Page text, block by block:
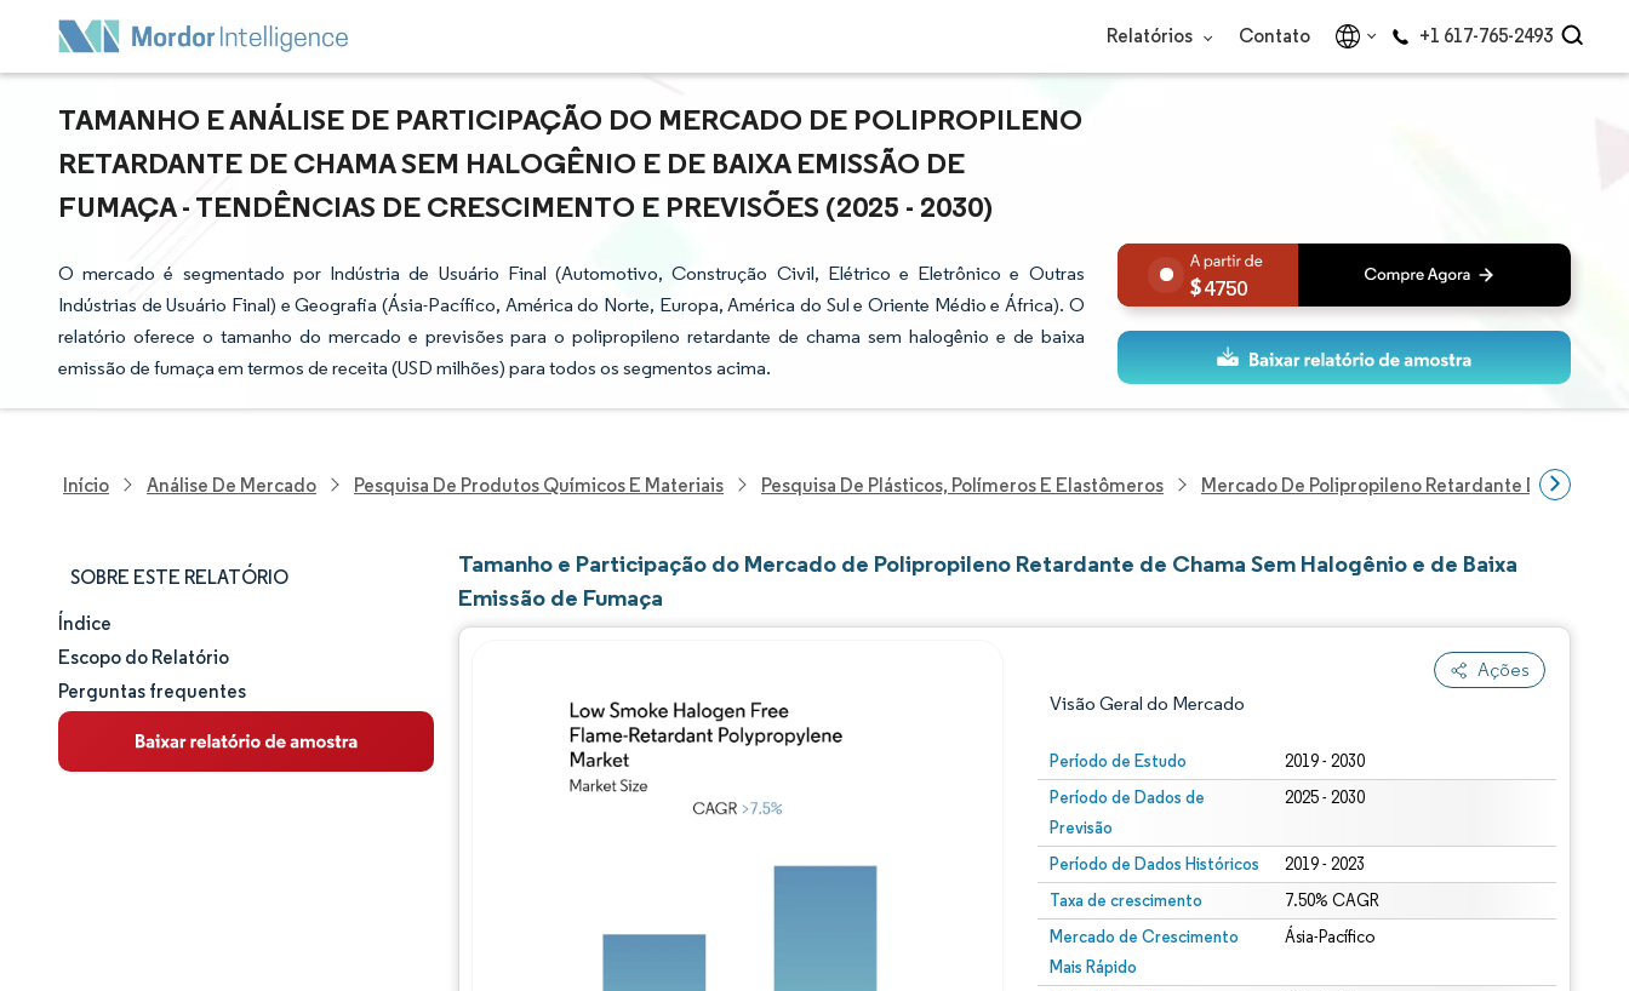
Relatórios Contato +1 617-765-2493
TAMANHO E ANÁLISE DE PARTICIPAÇÃO DO MERCADO DE POLIPROPILENO
RETARDANTE DE CHAMA SEM HALOGÊNIO E DE BAIXA EMISSÃO DE
FUMAÇA - TENDÊNCIAS DE CRESCIMENTO E PREVISÕES (2025 - 2030)
O mercado é segmentado por Indústria de Usuário Final (Automotivo, Construção Civil, Elétrico e Eletrônico e Outras
Indústrias de Usuário Final) e Geografia (Ásia-Pacífico, América do Norte, Europa, América do Sul e Oriente Médio e África). O
relatório oferece o tamanho do mercado e previsões para o polipropileno retardante de chama sem halogênio e de baixa
emissão de fumaça em termos de receita (USD milhões) para todos os segmentos acima.
4750
Início Análise De Mercado Pesquisa De Produtos Químicos E Materiais Pesquisa De Plásticos, Polímeros E Elastômeros Mercado De Polipropileno Retardante De Chama
SOBRE ESTE RELATÓRIO
Panorama do Mercado
Análise de mercado
Principais Tendências de Mercado
Índice
Escopo do Relatório
Perguntas frequentes
Tamanho e Participação do Mercado de Polipropileno Retardante de Chama Sem Halogênio e de Baixa
Emissão de Fumaça
Ações
Visão Geral do Mercado
Período de Estudo 2019 - 2030
Período de Dados de
Previsão
2025 - 2030
Período de Dados Históricos 2019 - 2023
Taxa de crescimento 7.50% CAGR
Mercado de Crescimento
Mais Rápido
Ásia-Pacífico
Imagem © Mordor Intelligence. O reuso requer atribuição conforme CC BY 4.0.